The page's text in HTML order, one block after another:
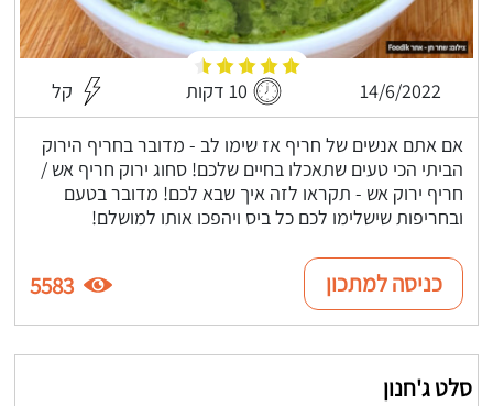
14/6/2022 10 דקות קל
אם אתם אנשים של חריף אז שימו לב - מדובר בחריף הירוק
הביתי הכי טעים שתאכלו בחיים שלכם! סחוג ירוק חריף אש /
חריף ירוק אש - תקראו לזה איך שבא לכם! מדובר בטעם
ובחריפות שישלימו לכם כל ביס ויהפכו אותו למושלם!
כניסה למתכון 5583
סלט ג'חנון